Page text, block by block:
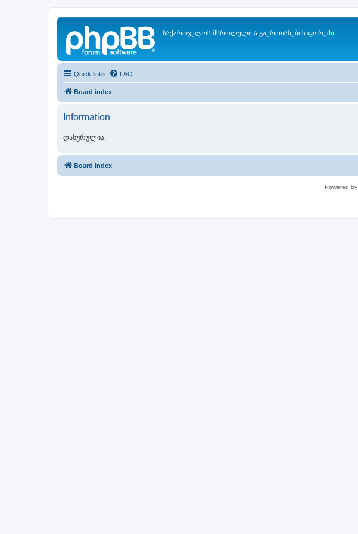
საქართველოს მსროლელთა გაერთიანების ფორუმი
Quick links FAQ
Board index
Information
დახურულია.
Board index
Powered by